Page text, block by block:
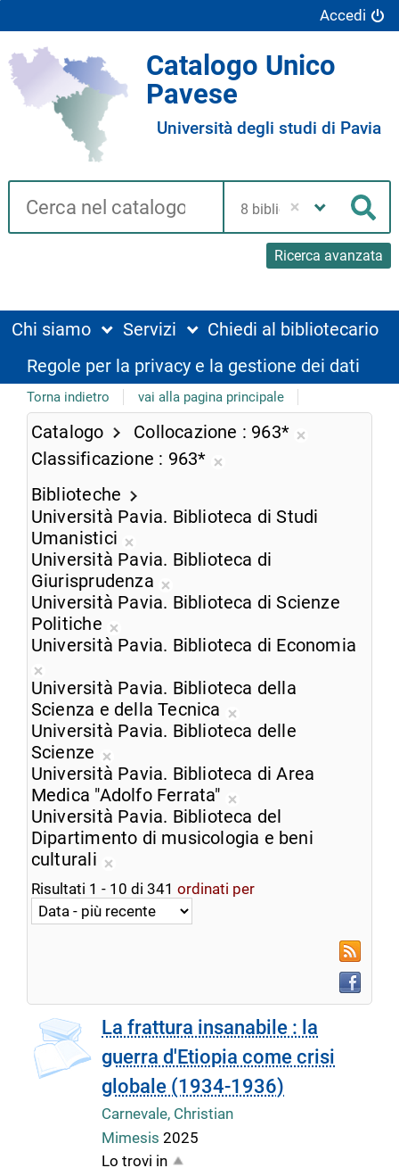
Accedi
Catalogo Unico
Pavese
Università degli studi di Pavia
Cerca su "Catalogo"
Ricerca avanzata
biblioteca
Chi siamo Servizi
Chiedi al bibliotecario
Regole per la privacy e la gestione dei dati
Torna indietro vai alla pagina principale
Catalogo Collocazione
963*
corrente
Classificazione
963*
ricerca
Biblioteche
Università Pavia. Biblioteca di Studi
Umanistici
Rimuovi
dalla
ricerca
Università Pavia. Biblioteca di
Giurisprudenza
Rimuovi
ricerca
Università Pavia. Biblioteca di Scienze
Politiche
Rimuovi
ricerca
corrente
Università Pavia. Biblioteca di Economia
Rimuovi
dalla
ricerca
corrente
Università Pavia. Biblioteca della
Scienza e della Tecnica
Rimuovi
ricerca
corrente
Università Pavia. Biblioteca delle
Scienze
Rimuovi
dalla
ricerca
corrente
Università Pavia. Biblioteca di Area
Medica "Adolfo Ferrata"
Rimuovi
dalla
Università Pavia. Biblioteca del
Dipartimento di musicologia e beni
culturali
Rimuovi
dalla
ricerca
Risultati 1 - 10 di 341 ordinati per
RSS
La frattura insanabile : la
guerra d'Etiopia come crisi
globale (1934-1936)
Carnevale, Christian
Mimesis2025
Lo trovi in